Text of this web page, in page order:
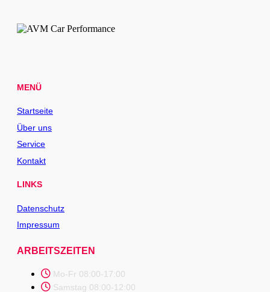
MENÜ
Startseite
Über uns
Service
Kontakt
LINKS
Datenschutz
Impressum
ARBEITSZEITEN
Mo-Fr 08:00-17:00
Samstag 08:00-12:00